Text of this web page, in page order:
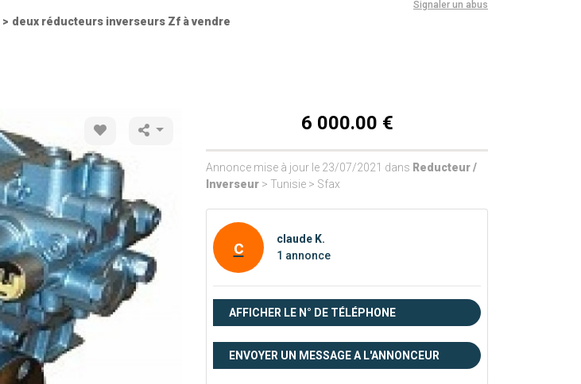
Signaler un abus
> deux réducteurs inverseurs Zf à vendre
6 000.00 €
Annonce mise à jour le 23/07/2021 dans Reducteur /
Inverseur > Tunisie > Sfax
c
claude K.
1 annonce
AFFICHER LE N° DE TÉLÉPHONE
ENVOYER UN MESSAGE A L'ANNONCEUR